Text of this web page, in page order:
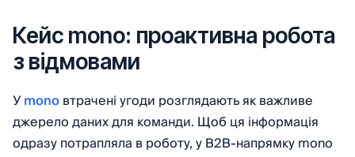
Кейс mono: проактивна робота
з відмовами
Уmonoвтрачені угоди розглядають як важливе
джерело даних для команди. Щоб ця інформація
одразу потрапляла в роботу, у B2B-напрямку mono